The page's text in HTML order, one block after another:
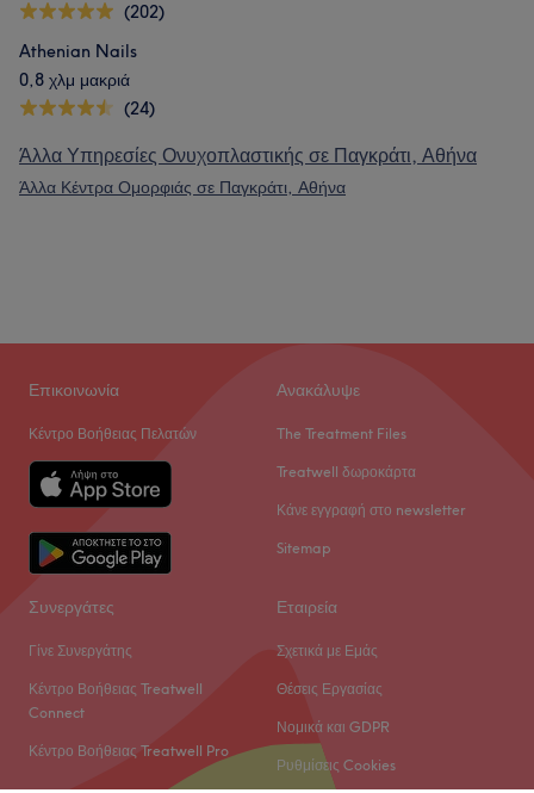
(202)
Athenian Nails
0,8 χλμ μακριά
(24)
Άλλα Υπηρεσίες Ονυχοπλαστικής σε Παγκράτι, Αθήνα
Άλλα Κέντρα Ομορφιάς σε Παγκράτι, Αθήνα
Επικοινωνία
Κέντρο Βοήθειας Πελατών
Ανακάλυψε
The Treatment Files
Treatwell δωροκάρτα
Κάνε εγγραφή στο newsletter
Sitemap
Συνεργάτες
Γίνε Συνεργάτης
Κέντρο Βοήθειας Treatwell
Connect
Κέντρο Βοήθειας Treatwell Pro
Εταιρεία
Σχετικά με Εμάς
Θέσεις Εργασίας
Νομικά και GDPR
Ρυθμίσεις Cookies